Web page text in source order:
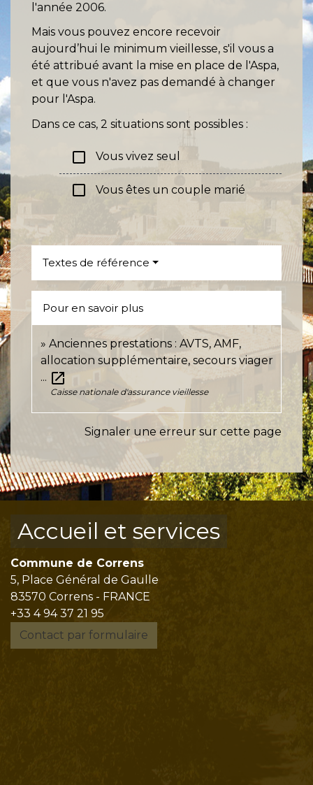
l'année 2006.
Mais vous pouvez encore recevoir
aujourd’hui le minimum vieillesse, s'il vous a
été attribué avant la mise en place de l'Aspa,
et que vous n'avez pas demandé à changer
pour l'Aspa.
Dans ce cas, 2 situations sont possibles :
check_box_outline_blank Vous vivez seul
check_box_outline_blank Vous êtes un couple marié
Textes de référence
Pour en savoir plus
Anciennes prestations : AVTS, AMF,
allocation supplémentaire, secours viager
... open_in_new
Caisse nationale d'assurance vieillesse
Signaler une erreur sur cette page
Accueil et services
Commune de Correns
5, Place Général de Gaulle
83570 Correns - FRANCE
+33 4 94 37 21 95
Contact par formulaire